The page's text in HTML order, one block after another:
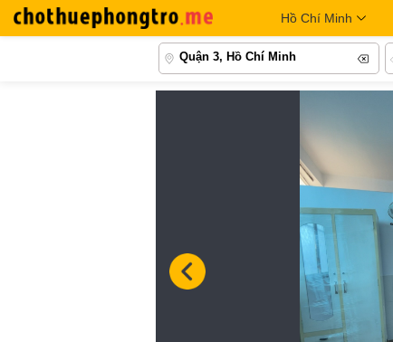
Hồ Chí Minh
Quận 3, Hồ Chí Minh